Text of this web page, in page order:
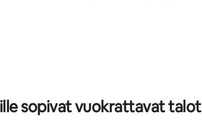
sopivat vuokrattavat talot